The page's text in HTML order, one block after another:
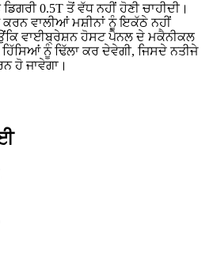
0.5T ਤੋਂ ਵੱਧ ਨਹੀਂ ਹੋਣੀ ਚਾਹੀਦੀ।
ਵਾਲੀਆਂ ਮਸ਼ੀਨਾਂ ਨੂੰ ਇਕੱਠੇ ਨਹੀਂ
ਵਾਈਬ੍ਰੇਸ਼ਨ ਹੋਸਟ ਪੈਨਲ ਦੇ ਮਕੈਨੀਕਲ
ਨੂੰ ਢਿੱਲਾ ਕਰ ਦੇਵੇਗੀ, ਜਿਸਦੇ ਨਤੀਜੇ
ਹੋ ਜਾਵੇਗਾ।